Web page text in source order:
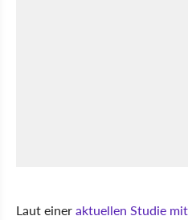
Laut eineraktuellen Studie